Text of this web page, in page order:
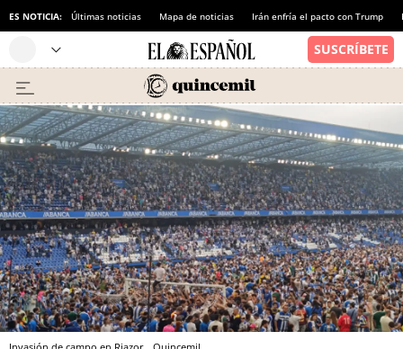
ES NOTICIA: Últimas noticias Mapa de noticias Irán enfría el pacto con Trump